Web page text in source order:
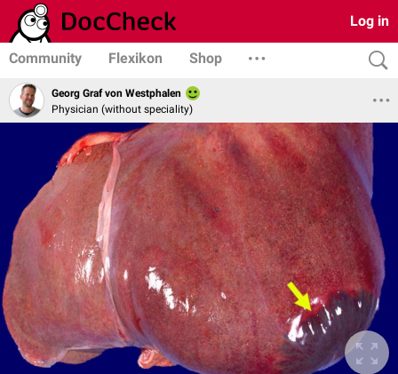
Log in
Community Flexikon Shop
Georg Graf von Westphalen
Physician (without speciality)